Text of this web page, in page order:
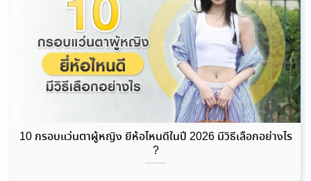
10 กรอบแว่นตาผู้หญิง ยี่ห้อไหนดีในปี 2026 มีวิธีเลือกอย่างไร
?